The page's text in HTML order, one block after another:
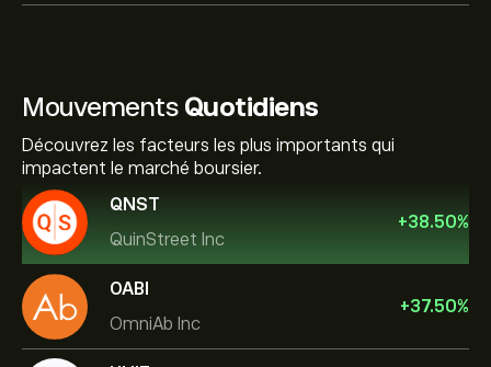
Mouvements Quotidiens
Découvrez les facteurs les plus importants qui
impactent le marché boursier.
QNST
QuinStreet Inc
+38.50%
OABI
OmniAb Inc
+37.50%